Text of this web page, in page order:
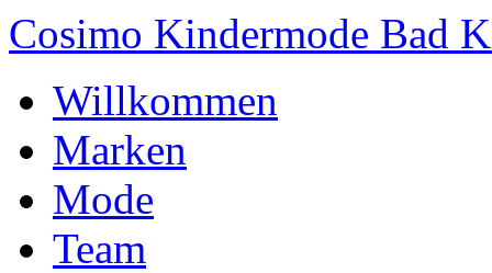
Cosimo Kindermode Bad
Willkommen
Marken
Mode
Team